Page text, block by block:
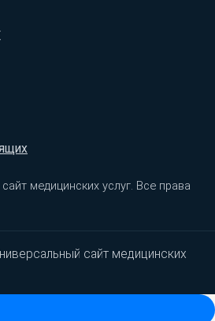
медицинских услуг. Все права
сайт медицинских